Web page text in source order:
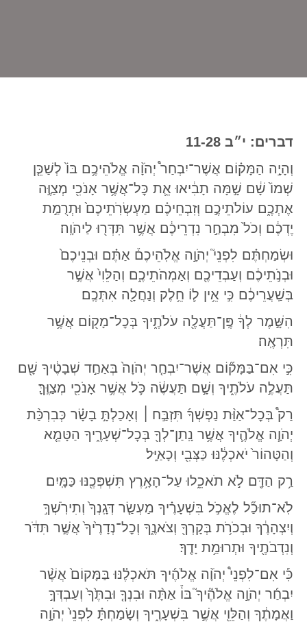
דברים: י״ב 11-28
וְהָיָ֣ה הַמָּק֗וֹם אֲשֶׁר־יִבְחַר֩ יְהֹוָ֨ה אֱלֹהֵיכֶ֥ם בּוֹ֙ לְשַׁכֵּ֤ן
שְׁמוֹ֙ שָׁ֔ם שָׁ֣מָּה תָבִ֔יאוּ אֵ֛ת כׇּל־אֲשֶׁ֥ר אָנֹכִ֖י מְצַוֶּ֣ה
אֶתְכֶ֑ם עוֹלֹתֵיכֶ֣ם וְזִבְחֵיכֶ֗ם מַעְשְׂרֹֽתֵיכֶם֙ וּתְרֻמַ֣ת
יֶדְכֶ֔ם וְכֹל֙ מִבְחַ֣ר נִדְרֵיכֶ֔ם אֲשֶׁ֥ר תִּדְּר֖וּ לַיהֹוָֽה׃
וּשְׂמַחְתֶּ֗ם לִפְנֵי֮ יְהֹוָ֣ה אֱלֹֽהֵיכֶם֒ אַתֶּ֗ם וּבְנֵיכֶם֙
וּבְנֹ֣תֵיכֶ֔ם וְעַבְדֵיכֶ֖ם וְאַמְהֹתֵיכֶ֑ם וְהַלֵּוִי֙ אֲשֶׁ֣ר
בְּשַֽׁעֲרֵיכֶ֔ם כִּ֣י אֵ֥ין ל֛וֹ חֵ֥לֶק וְנַחֲלָ֖ה אִתְּכֶֽם׃
הִשָּׁ֣מֶר לְךָ֔ פֶּֽן־תַּעֲלֶ֖ה עֹלֹתֶ֑יךָ בְּכׇל־מָק֖וֹם אֲשֶׁ֥ר
תִּרְאֶֽה׃
כִּ֣י אִם־בַּמָּק֞וֹם אֲשֶׁר־יִבְחַ֤ר יְהֹוָה֙ בְּאַחַ֣ד שְׁבָטֶ֔יךָ שָׁ֖ם
תַּעֲלֶ֣ה עֹלֹתֶ֑יךָ וְשָׁ֣ם תַּעֲשֶׂ֔ה כֹּ֛ל אֲשֶׁ֥ר אָנֹכִ֖י מְצַוֶּֽךָּ׃
רַק֩ בְּכׇל־אַוַּ֨ת נַפְשְׁךָ֜ תִּזְבַּ֣ח
וְאָכַלְתָּ֣ בָשָׂ֗ר כְּבִרְכַּ֨ת
יְהֹוָ֧ה אֱלֹהֶ֛יךָ אֲשֶׁ֥ר נָֽתַן־לְךָ֖ בְּכׇל־שְׁעָרֶ֑יךָ הַטָּמֵ֤א
וְהַטָּהוֹר֙ יֹאכְלֶ֔נּוּ כַּצְּבִ֖י וְכָאַיָּֽל׃
רַ֥ק הַדָּ֖ם לֹ֣א תֹאכֵ֑לוּ עַל־הָאָ֥רֶץ תִּשְׁפְּכֶ֖נּוּ כַּמָּֽיִם׃
לֹֽא־תוּכַ֞ל לֶאֱכֹ֣ל בִּשְׁעָרֶ֗יךָ מַעְשַׂ֤ר דְּגָֽנְךָ֙ וְתִירֹֽשְׁךָ֣
וְיִצְהָרֶ֔ךָ וּבְכֹרֹ֥ת בְּקָרְךָ֖ וְצֹאנֶ֑ךָ וְכׇל־נְדָרֶ֙יךָ֙ אֲשֶׁ֣ר תִּדֹּ֔ר
וְנִדְבֹתֶ֖יךָ וּתְרוּמַ֥ת יָדֶֽךָ׃
כִּ֡י אִם־לִפְנֵי֩ יְהֹוָ֨ה אֱלֹהֶ֜יךָ תֹּאכְלֶ֗נּוּ בַּמָּקוֹם֙ אֲשֶׁ֨ר
יִבְחַ֜ר יְהֹוָ֣ה אֱלֹהֶ֘יךָ֮ בּוֹ֒ אַתָּ֨ה וּבִנְךָ֤ וּבִתֶּ֙ךָ֙ וְעַבְדְּךָ֣
וַאֲמָתֶ֔ךָ וְהַלֵּוִ֖י אֲשֶׁ֣ר בִּשְׁעָרֶ֑יךָ וְשָׂמַחְתָּ֗ לִפְנֵי֙ יְהֹוָ֣ה